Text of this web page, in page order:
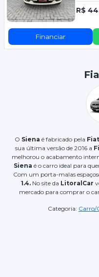
R$
Financiar
O Siena é fabricado pela Fiat
sua última versão de 2016 a
melhorou o acabamento
Siena é o carro ideal para
Com um porta-malas
1.4.No site da LitoralCar
mercado para comprar o
Categoria: Carro/